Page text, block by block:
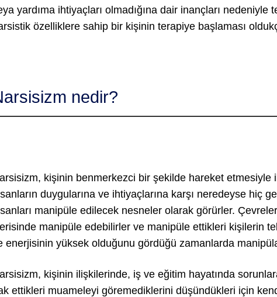
yardıma ihtiyaçları olmadığına dair inançları
özelliklere sahip bir kişinin terapiye başlaması
nedir?
kişinin benmerkezci bir şekilde hareket etmesiyle
duygularına ve ihtiyaçlarına karşı neredeyse hiç
manipüle edilecek nesneler olarak görürler.
manipüle edebilirler ve manipüle ettikleri kişilerin
enerjisinin yüksek olduğunu gördüğü zamanlarda
kişinin ilişkilerinde, iş ve eğitim hayatında
ettikleri muameleyi göremediklerini düşündükleri için